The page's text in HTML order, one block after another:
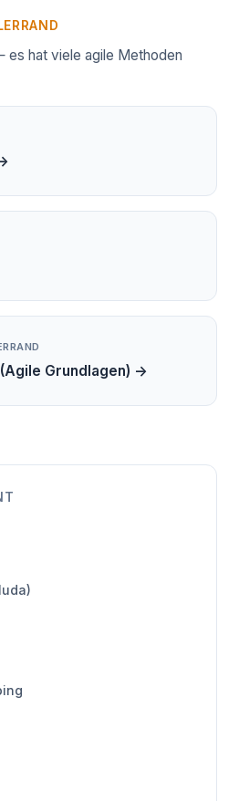
es hat viele agile Methoden
Grundlagen) →